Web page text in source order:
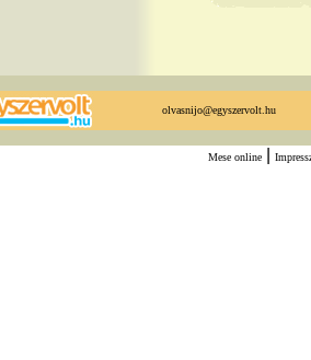
olvasnijo@egyszervolt.hu
Mese online|